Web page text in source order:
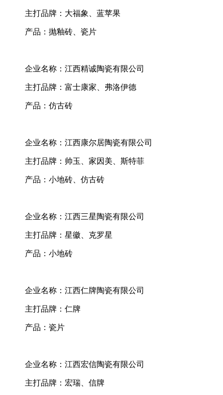
主打品牌：大福象、蓝苹果
产品：抛釉砖、瓷片
企业名称：江西精诚陶瓷有限公司
主打品牌：富士康家、弗洛伊德
产品：仿古砖
企业名称：江西康尔居陶瓷有限公司
主打品牌：帅玉、家因美、斯特菲
产品：小地砖、仿古砖
企业名称：江西三星陶瓷有限公司
主打品牌：星徽、克罗星
产品：小地砖
企业名称：江西仁牌陶瓷有限公司
主打品牌：仁牌
产品：瓷片
企业名称：江西宏信陶瓷有限公司
主打品牌：宏瑞、信牌